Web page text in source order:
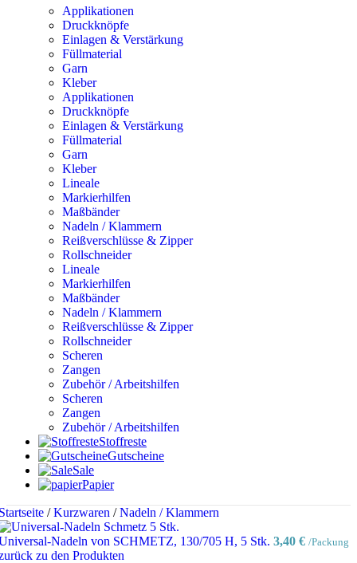
Applikationen
Druckknöpfe
Einlagen & Verstärkung
Füllmaterial
Garn
Kleber
Applikationen
Druckknöpfe
Einlagen & Verstärkung
Füllmaterial
Garn
Kleber
Lineale
Markierhilfen
Maßbänder
Nadeln / Klammern
Reißverschlüsse & Zipper
Rollschneider
Lineale
Markierhilfen
Maßbänder
Nadeln / Klammern
Reißverschlüsse & Zipper
Rollschneider
Scheren
Zangen
Zubehör / Arbeitshilfen
Scheren
Zangen
Zubehör / Arbeitshilfen
Stoffreste
Gutscheine
Sale
Papier
/ Kurzwaren / Nadeln / Klammern
Nadeln von SCHMETZ, 130/705 H, 5 Stk. 3,40 € /Packung
zu den Produkten